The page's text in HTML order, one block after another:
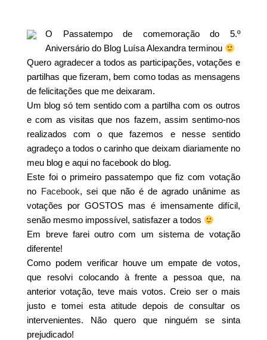
O Passatempo de comemoração do 5.º
Aniversário do Blog Luísa Alexandra terminou
Quero agradecer a todos as participações, votações e
partilhas que fizeram, bem como todas as mensagens
de felicitações que me deixaram.
Um blog só tem sentido com a partilha com os outros
e com as visitas que nos fazem, assim sentimo-nos
realizados com o que fazemos e nesse sentido
agradeço a todos o carinho que deixam diariamente no
meu blog e aqui no facebook do blog.
Este foi o primeiro passatempo que fiz com votação
no Facebook, sei que não é de agrado unânime as
votações por GOSTOS mas é imensamente difícil,
senão mesmo impossível, satisfazer a todos
Em breve farei outro com um sistema de votação
diferente!
Como podem verificar houve um empate de votos,
que resolvi colocando à frente a pessoa que, na
anterior votação, teve mais votos. Creio ser o mais
justo e tomei esta atitude depois de consultar os
intervenientes. Não quero que ninguém se sinta
prejudicado!